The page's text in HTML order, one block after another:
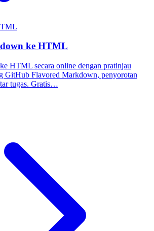
ke HTML
HTML secara online dengan pratinjau
GitHub Flavored Markdown, penyorotan
tugas. Gratis…